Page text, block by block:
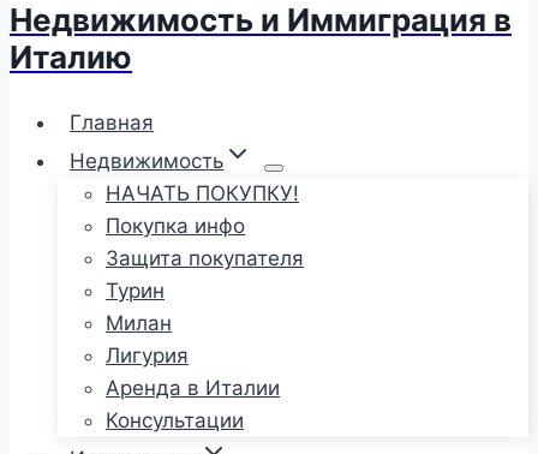
Недвижимость и Иммиграция в
Италию
Главная
Недвижимость
НАЧАТЬ ПОКУПКУ!
Покупка инфо
Защита покупателя
Турин
Милан
Лигурия
Аренда в Италии
Консультации